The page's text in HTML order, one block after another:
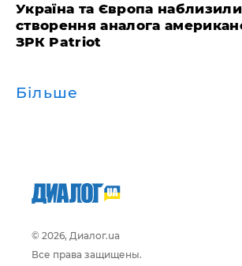
Україна та Європа
створення аналога
ЗРК Patriot
Більше
© 2026, Диалог.ua
Все права защищены.